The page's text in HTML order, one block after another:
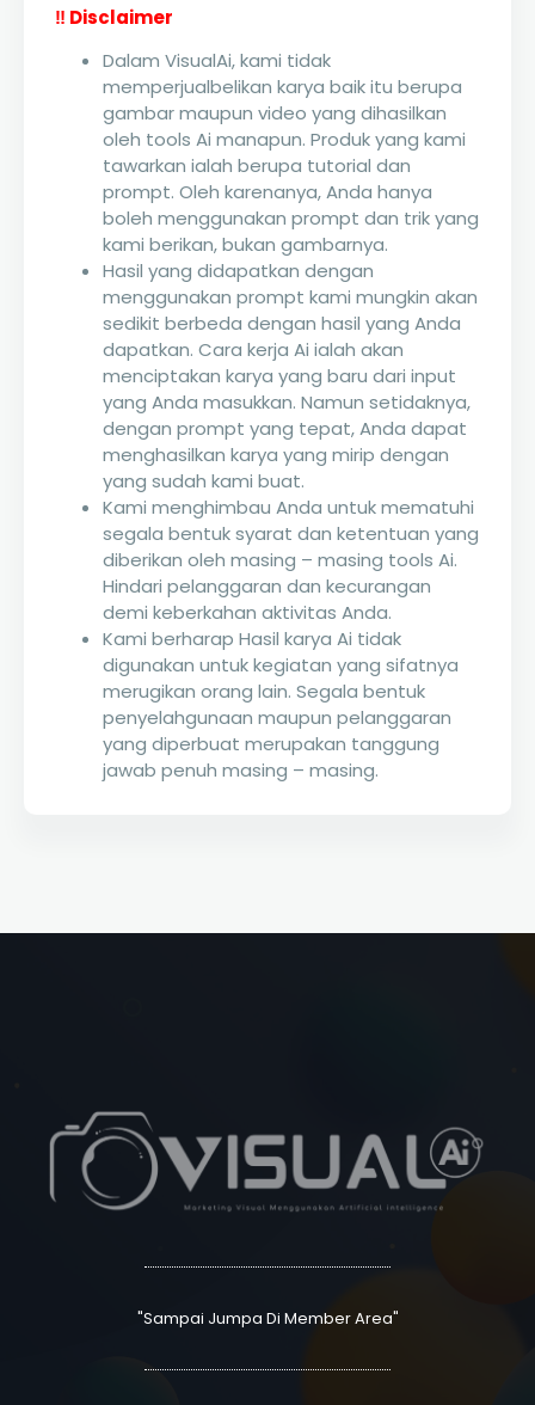
‼️ Disclaimer
Dalam VisualAi, kami tidak
memperjualbelikan karya baik itu berupa
gambar maupun video yang dihasilkan
oleh tools Ai manapun. Produk yang kami
tawarkan ialah berupa tutorial dan
prompt. Oleh karenanya, Anda hanya
boleh menggunakan prompt dan trik yang
kami berikan, bukan gambarnya.
Hasil yang didapatkan dengan
menggunakan prompt kami mungkin akan
sedikit berbeda dengan hasil yang Anda
dapatkan. Cara kerja Ai ialah akan
menciptakan karya yang baru dari input
yang Anda masukkan. Namun setidaknya,
dengan prompt yang tepat, Anda dapat
menghasilkan karya yang mirip dengan
yang sudah kami buat.
Kami menghimbau Anda untuk mematuhi
segala bentuk syarat dan ketentuan yang
diberikan oleh masing – masing tools Ai.
Hindari pelanggaran dan kecurangan
demi keberkahan aktivitas Anda.
Kami berharap Hasil karya Ai tidak
digunakan untuk kegiatan yang sifatnya
merugikan orang lain. Segala bentuk
penyelahgunaan maupun pelanggaran
yang diperbuat merupakan tanggung
jawab penuh masing – masing.
"Sampai Jumpa Di Member Area"